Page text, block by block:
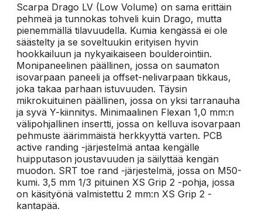
Scarpa Drago LV (Low Volume) on sama erittäin
pehmeä ja tunnokas tohveli kuin Drago, mutta
pienemmällä tilavuudella. Kumia kengässä ei ole
säästelty ja se soveltuukin erityisen hyvin
hookkailuun ja nykyaikaiseen boulderointiin.
Monipaneelinen päällinen, jossa on saumaton
isovarpaan paneeli ja offset-nelivarpaan tikkaus,
joka takaa parhaan istuvuuden. Täysin
mikrokuituinen päällinen, jossa on yksi tarranauha
ja syvä Y-kiinnitys. Minimaalinen Flexan 1,0 mm:n
välipohjallinen insertti, jossa on kelluva isovarpaan
pehmuste äärimmäistä herkkyyttä varten. PCB
active randing -järjestelmä antaa kengälle
huipputason joustavuuden ja säilyttää kengän
muodon. SRT toe rand -järjestelmä, jossa on M50-
kumi. 3,5 mm 1/3 pituinen XS Grip 2 -pohja, jossa
on käsityönä valmistettu 2 mm:n XS Grip 2 -
kantapää.